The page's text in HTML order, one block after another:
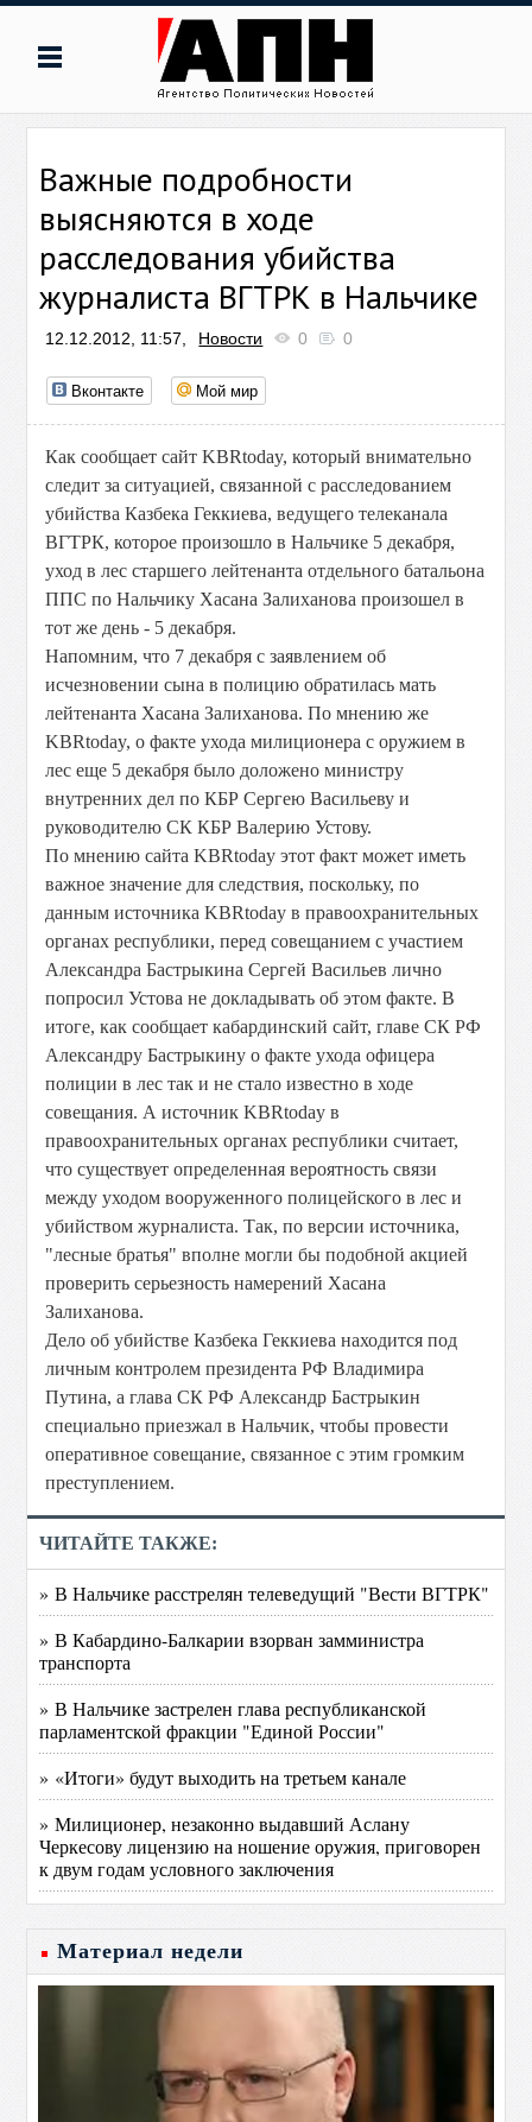
Важные подробности
выясняются в ходе
расследования убийства
журналиста ВГТРК в Нальчике
12.12.2012, 11:57, Новости 0 0
Вконтакте Мой мир
Как сообщает сайт KBRtoday, который внимательно
следит за ситуацией, связанной с расследованием
убийства Казбека Геккиева, ведущего телеканала
ВГТРК, которое произошло в Нальчике 5 декабря,
уход в лес старшего лейтенанта отдельного батальона
ППС по Нальчику Хасана Залиханова произошел в
тот же день - 5 декабря.
Напомним, что 7 декабря с заявлением об
исчезновении сына в полицию обратилась мать
лейтенанта Хасана Залиханова. По мнению же
KBRtoday, о факте ухода милиционера с оружием в
лес еще 5 декабря было доложено министру
внутренних дел по КБР Сергею Васильеву и
руководителю СК КБР Валерию Устову.
По мнению сайта KBRtoday этот факт может иметь
важное значение для следствия, поскольку, по
данным источника KBRtoday в правоохранительных
органах республики, перед совещанием с участием
Александра Бастрыкина Сергей Васильев лично
попросил Устова не докладывать об этом факте. В
итоге, как сообщает кабардинский сайт, главе СК РФ
Александру Бастрыкину о факте ухода офицера
полиции в лес так и не стало известно в ходе
совещания. А источник KBRtoday в
правоохранительных органах республики считает,
что существует определенная вероятность связи
между уходом вооруженного полицейского в лес и
убийством журналиста. Так, по версии источника,
"лесные братья" вполне могли бы подобной акцией
проверить серьезность намерений Хасана
Залиханова.
Дело об убийстве Казбека Геккиева находится под
личным контролем президента РФ Владимира
Путина, а глава СК РФ Александр Бастрыкин
специально приезжал в Нальчик, чтобы провести
оперативное совещание, связанное с этим громким
преступлением.
ЧИТАЙТЕ ТАКЖЕ:
» В Нальчике расстрелян телеведущий "Вести ВГТРК"
» В Кабардино-Балкарии взорван замминистра
транспорта
» В Нальчике застрелен глава республиканской
парламентской фракции "Единой России"
» «Итоги» будут выходить на третьем канале
» Милиционер, незаконно выдавший Аслану
Черкесову лицензию на ношение оружия, приговорен
к двум годам условного заключения
Материал недели